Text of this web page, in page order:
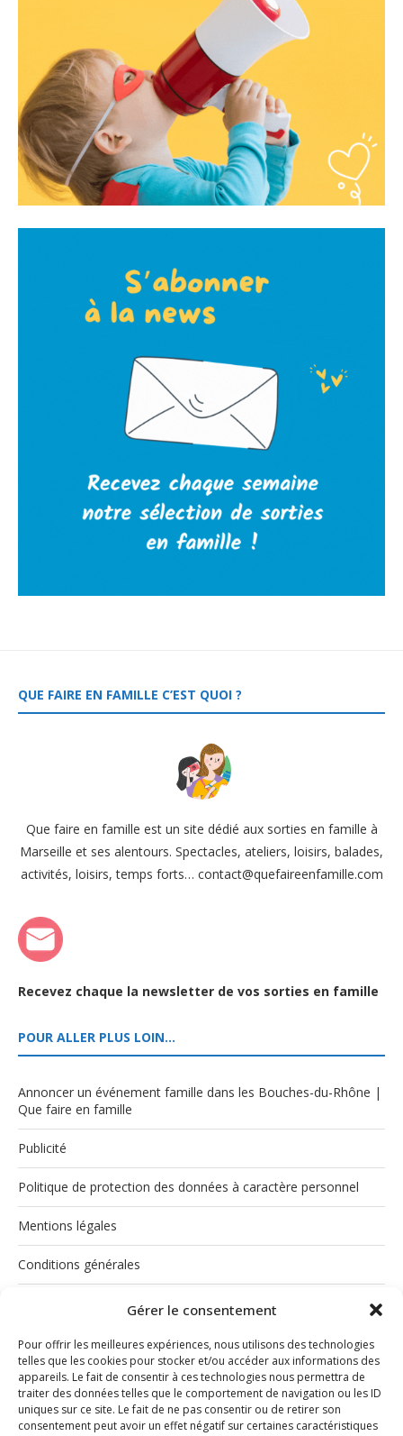
Gérer le consentement
Pour offrir les meilleures expériences, nous utilisons des technologies
telles que les cookies pour stocker et/ou accéder aux informations des
appareils. Le fait de consentir à ces technologies nous permettra de
traiter des données telles que le comportement de navigation ou les ID
uniques sur ce site. Le fait de ne pas consentir ou de retirer son
consentement peut avoir un effet négatif sur certaines caractéristiques
QUE FAIRE EN FAMILLE C’EST QUOI ?
Que faire en famille est un site dédié aux sorties en famille à
Marseille et ses alentours. Spectacles, ateliers, loisirs, balades,
activités, loisirs, temps forts… contact@quefaireenfamille.com
Recevez chaque la newsletter de vos sorties en famille
POUR ALLER PLUS LOIN…
Annoncer un événement famille dans les Bouches-du-Rhône |
Que faire en famille
Publicité
Politique de protection des données à caractère personnel
Mentions légales
Conditions générales
Politique de cookies (UE)